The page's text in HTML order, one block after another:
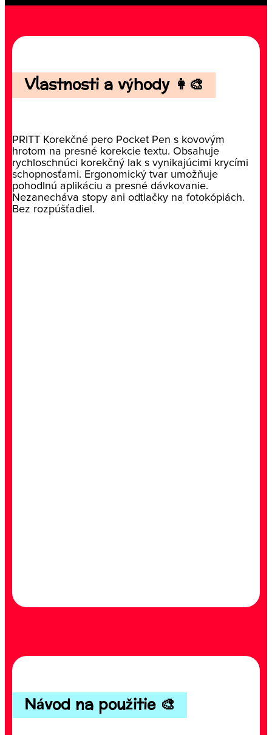
Vlastnosti a výhody 👩‍🎨
PRITT Korekčné pero Pocket Pen s kovovým
hrotom na presné korekcie textu. Obsahuje
rychloschnúci korekčný lak s vynikajúcimi krycími
schopnosťami. Ergonomický tvar umožňuje
pohodlnú aplikáciu a presné dávkovanie.
Nezanecháva stopy ani odtlačky na fotokópiách.
Bez rozpúšťadiel.
Návod na použitie 🎨